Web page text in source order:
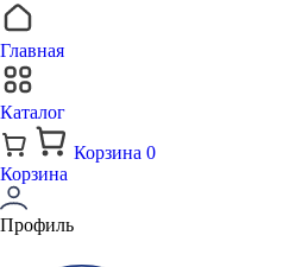
Главная
Каталог
Корзина 0
Корзина
Профиль